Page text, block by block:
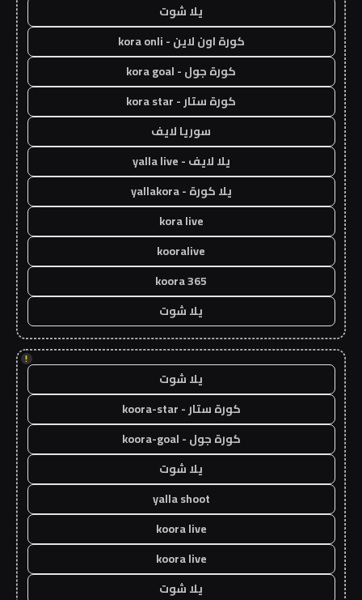
يلا شوت
كورة اون لاين - kora onli
كورة جول - kora goal
كورة ستار - kora star
سوريا لايف
يلا لايف - yalla live
يلا كورة - yallakora
kora live
kooralive
koora 365
يلا شوت
!
يلا شوت
كورة ستار - koora-star
كورة جول - koora-goal
يلا شوت
yalla shoot
koora live
koora live
يلا شوت